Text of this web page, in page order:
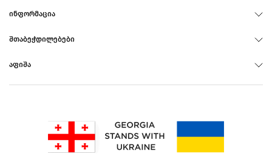
ᲘᲜᲤᲝᲠᲛᲐᲪᲘᲐ
ᲨᲗᲐᲑᲔᲭᲓᲘᲚᲔᲑᲔᲑᲘ
ᲐᲤᲘᲨᲐ